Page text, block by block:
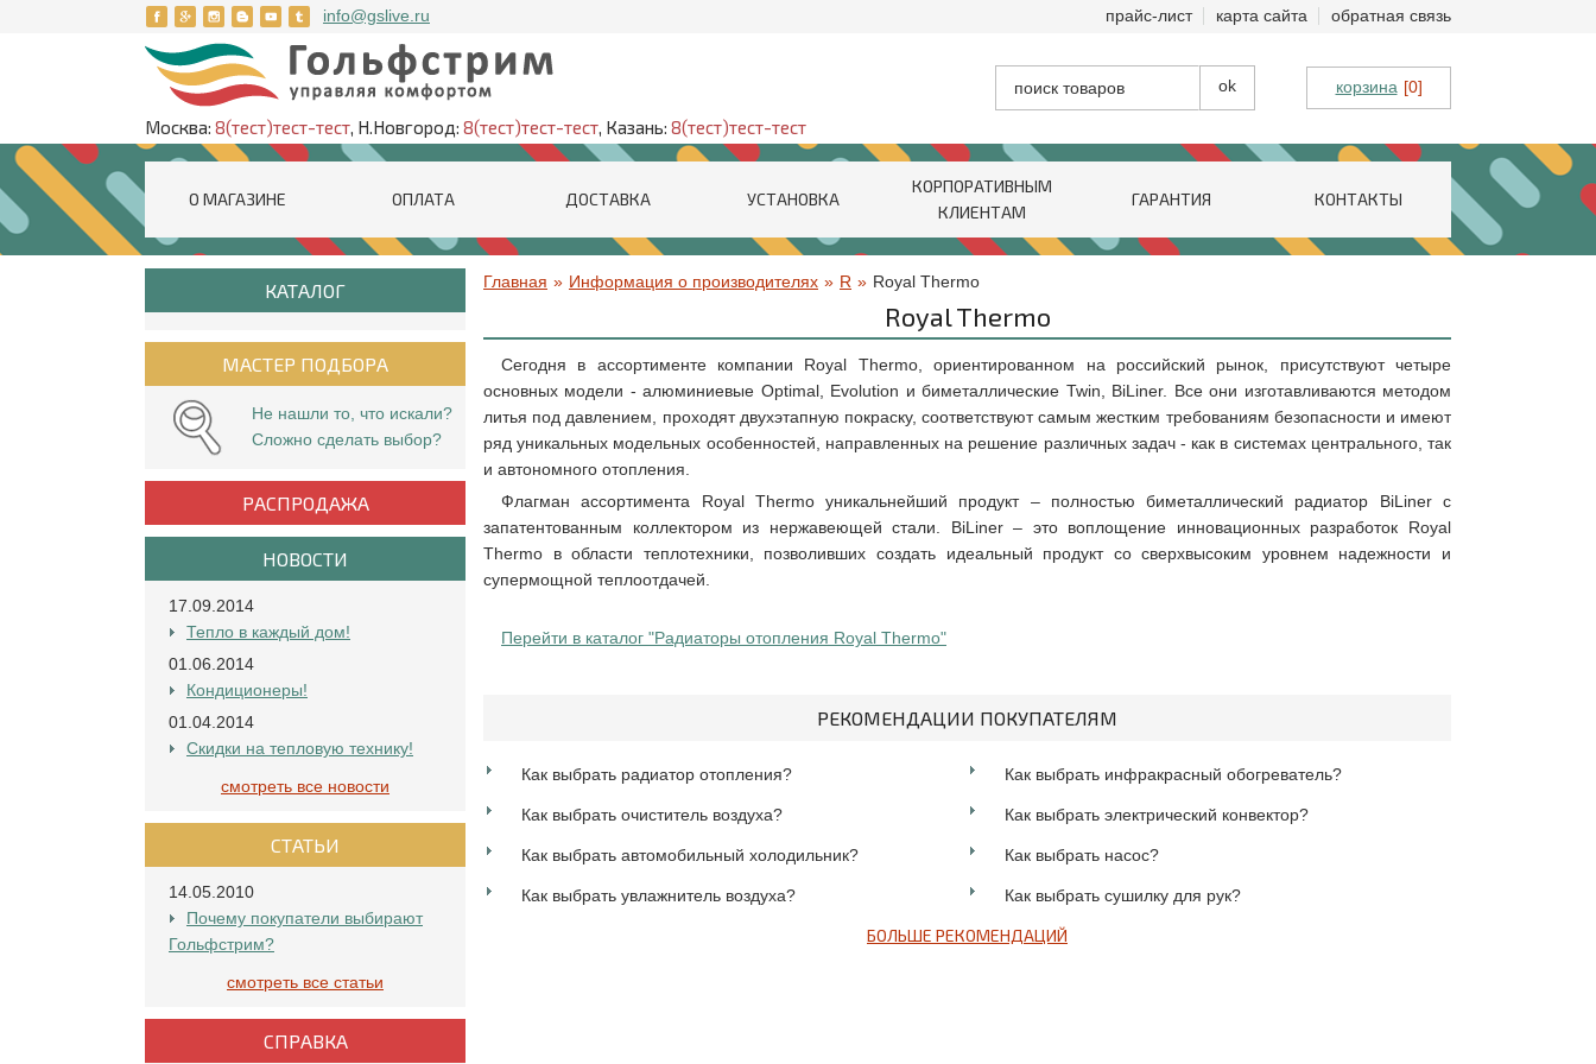
info@gslive.ru прайс-лист карта сайта обратная связь
Москва: 8(тест)тест-тест, Н.Новгород: 8(тест)тест-тест, Казань: 8(тест)тест-тест
корзина [0]
О МАГАЗИНЕ ОПЛАТА ДОСТАВКА УСТАНОВКА
КОРПОРАТИВНЫМ
КЛИЕНТАМ
ГАРАНТИЯ КОНТАКТЫ
КАТАЛОГ
МАСТЕР ПОДБОРА
Не нашли то, что искали?
Сложно сделать выбор?
РАСПРОДАЖА
НОВОСТИ
17.09.2014
Тепло в каждый дом!
01.06.2014
Кондиционеры!
01.04.2014
Скидки на тепловую технику!
смотреть все новости
СТАТЬИ
14.05.2010
Почему покупатели выбирают
Гольфстрим?
смотреть все статьи
СПРАВКА
Главная » Информация о производителях » R » Royal Thermo
Royal Thermo
Сегодня в ассортименте компании Royal Thermo, ориентированном на российский рынок, присутствуют четыре
основных модели - алюминиевые Optimal, Evolution и биметаллические Twin, BiLiner. Все они изготавливаются методом
литья под давлением, проходят двухэтапную покраску, соответствуют самым жестким требованиям безопасности и имеют
ряд уникальных модельных особенностей, направленных на решение различных задач - как в системах центрального, так
и автономного отопления.
Флагман ассортимента Royal Thermo уникальнейший продукт – полностью биметаллический радиатор BiLiner с
запатентованным коллектором из нержавеющей стали. BiLiner – это воплощение инновационных разработок Royal
Thermo в области теплотехники, позволивших создать идеальный продукт со сверхвысоким уровнем надежности и
супермощной теплоотдачей.
Перейти в каталог "Радиаторы отопления Royal Thermo"
РЕКОМЕНДАЦИИ ПОКУПАТЕЛЯМ
Как выбрать радиатор отопления? Как выбрать инфракрасный обогреватель?
Как выбрать очиститель воздуха? Как выбрать электрический конвектор?
Как выбрать автомобильный холодильник? Как выбрать насос?
Как выбрать увлажнитель воздуха? Как выбрать сушилку для рук?
БОЛЬШЕ РЕКОМЕНДАЦИЙ